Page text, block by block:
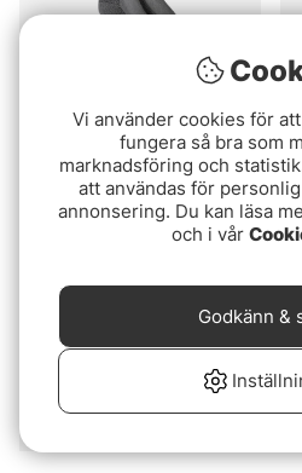
Patagonia HW Merino
Wool Blend Knee Socks
FEGY
449 kr
Vi använder cookies för
fungera så bra som
marknadsföring och
att användas för
annonsering. Du kan läsa
och i vår
Godkänn &